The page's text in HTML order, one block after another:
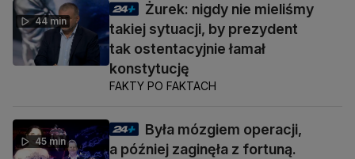
44 min
Żurek: nigdy nie mieliśmy
takiej sytuacji, by prezydent
tak ostentacyjnie łamał
konstytucję
FAKTY PO FAKTACH
45 min
Była mózgiem operacji,
a później zaginęła z fortuną.